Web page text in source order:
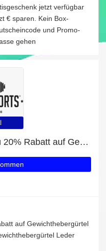
jetzt verfügbar
€ sparen. Kein Box-
und Promo-
gehen
Aktion des Monats: Bis zu 20% Rabatt auf Gewichthebergürtel Leder Multisport
auf Gewichthebergürtel
Leder